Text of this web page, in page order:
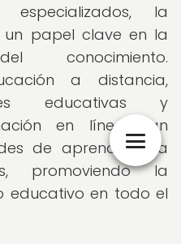
especializados, la
papel clave en la
conocimiento.
a distancia,
educativas y
en línea han
de aprendizaje a
promoviendo la
educativo en todo el